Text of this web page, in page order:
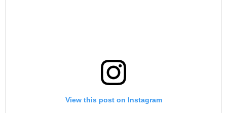
View this post on Instagram